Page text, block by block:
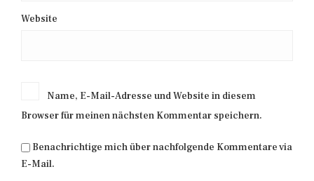
Website
Name, E-Mail-Adresse und Website in diesem
Browser für meinen nächsten Kommentar speichern.
Benachrichtige mich über nachfolgende Kommentare via
E-Mail.